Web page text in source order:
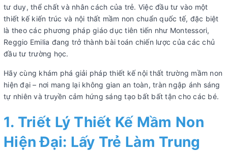
tư duy, thể chất và nhân cách của trẻ. Việc đầu tư vào một
thiết kế kiến trúc và nội thất mầm non chuẩn quốc tế, đặc biệt
là theo các phương pháp giáo dục tiên tiến như Montessori,
Reggio Emilia đang trở thành bài toán chiến lược của các chủ
đầu tư trường học.
Hãy cùng khám phá giải pháp thiết kế nội thất trường mầm non
hiện đại – nơi mang lại không gian an toàn, tràn ngập ánh sáng
tự nhiên và truyền cảm hứng sáng tạo bất bất tận cho các bé.
1. Triết Lý Thiết Kế Mầm Non
Hiện Đại: Lấy Trẻ Làm Trung